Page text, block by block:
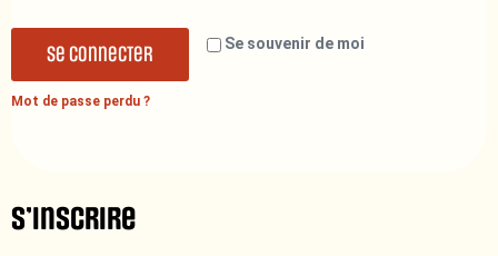
Se souvenir de moi
Se connecter
Mot de passe perdu ?
S’inscrire